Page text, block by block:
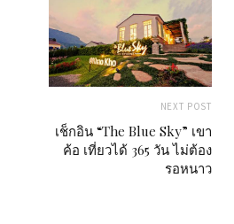
NEXT POST
เช็กอิน “The Blue Sky” เขา
ค้อ เที่ยวได้ 365 วัน ไม่ต้อง
รอหนาว